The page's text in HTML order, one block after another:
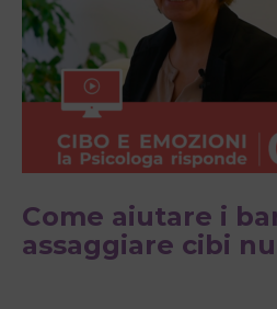
Come aiutare i
assaggiare cibi